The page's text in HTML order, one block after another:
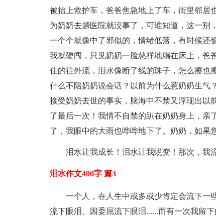
被抬上救护车，爸爸焦急地上了车，街里邻居
为奶奶去趟医院就没事了，可谁知道，这一别
一个个就像中了邪似的，情绪低落，有时候还
我就硬闯，只见奶奶一脸慈祥地躺在床上，爸
住的往外流，泪水像断了线的珠子，怎么擦也
什么不陪奶奶说会话？以前为什么惹奶奶生气
接受奶奶去世的事实，脑海中不禁又浮现出以
了最后一次！我情不自禁的趴在奶奶身上，亲
了，我眼中的大雨也哗哗地下了。奶奶，如果
泪水让我成长！泪水让我蜕变！那次，我
泪水作文400字 篇3
一个人，在人生中或多或少肯定会流下一
流下眼泪、因委屈流下眼泪......而有一次我留